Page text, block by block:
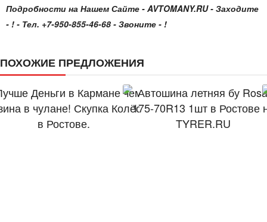
Подробности на Нашем Сайте - AVTOMANY.RU - Заходите
- ! - Тел. +7-950-855-46-68 - Звоните - !
ПОХОЖИЕ ПРЕДЛОЖЕНИЯ